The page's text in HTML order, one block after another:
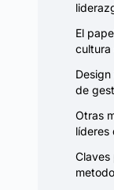
El
cultura
de
Otras
líderes
Claves